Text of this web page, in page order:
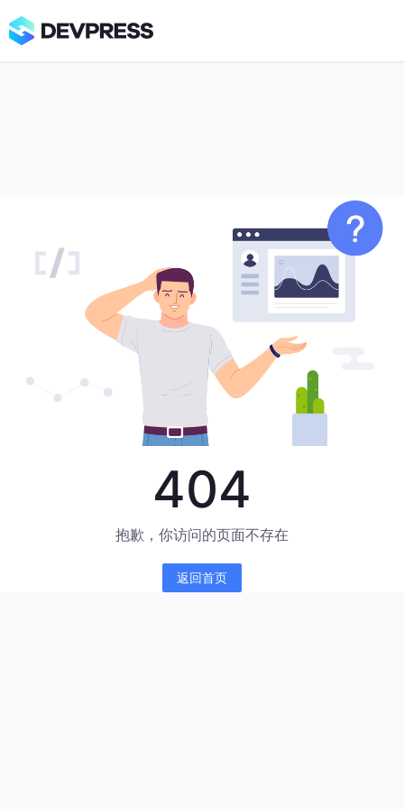
404
抱歉，你访问的页面不存在
返回首页